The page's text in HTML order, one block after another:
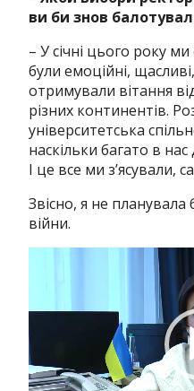
ви би знов
– У січні цього року
були емоційні,
отримували вітання
різних континентів.
університетська
наскільки багато в
І це все ми зʼясували,
Звісно, я не
війни.